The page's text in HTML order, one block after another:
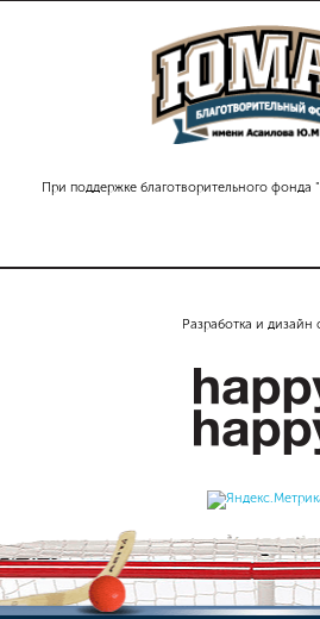
При поддержке благотворительного
Разработка и дизайн